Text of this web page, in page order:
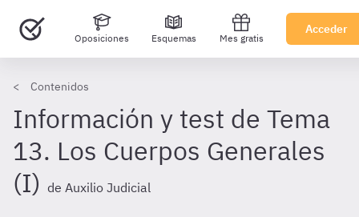
Oposiciones Esquemas Mes gratis
Acceder
Contenidos
Información y test de Tema
13. Los Cuerpos Generales
(I) de Auxilio Judicial